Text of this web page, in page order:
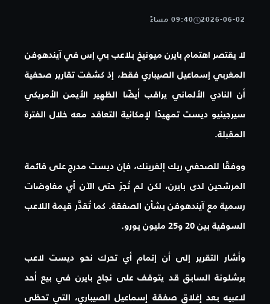
2026-06-02 09:40 مساءً
لا يقتصر اهتمام بايرن ميونيخ بلاعب بي إس في آيندهوفن
المغربي إسماعيل الصيباري فقط، إذ كشفت تقارير صحفية
أن النادي الألماني يراقب أيضًا الظهير الأيمن الأمريكي
سيرجينيو ديست تمهيدًا لإمكانية التعاقد معه خلال الفترة
المقبلة.
ووفقًا للصحفي ريك إلفرينك، فإن ديست مدرج على قائمة
المرشحين لدى بايرن، لكن لم تُجرَ حتى الآن أي مفاوضات
رسمية مع آيندهوفن بشأن الصفقة. كما تُقدَّر قيمة اللاعب
السوقية بين 20 و25 مليون يورو.
وأشار التقرير إلى أن إتمام أي تحرك نحو ديست لاعب
برشلونة السابق قد يتوقف على نجاح بايرن في بيع أحد
لاعبيه بعد إغلاق صفقة إسماعيل الصيباري، التي تحظى